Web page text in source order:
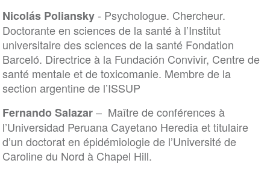
Nicolás Poliansky- Psychologue. Chercheur.
Doctorante en sciences de la santé à l’Institut
universitaire des sciences de la santé Fondation
Barceló. Directrice à la Fundación Convivir, Centre de
santé mentale et de toxicomanie. Membre de la
section argentine de l’ISSUP
Fernando Salazar– Maître de conférences à
l’Universidad Peruana Cayetano Heredia et titulaire
d’un doctorat en épidémiologie de l’Université de
Caroline du Nord à Chapel Hill.